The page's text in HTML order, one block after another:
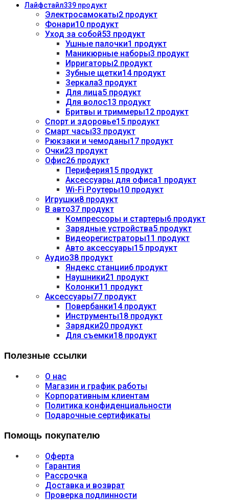
Лайфстайл339 продукт
Электросамокаты2 продукт
Фонари10 продукт
Уход за собой53 продукт
Ушные палочки1 продукт
Маникюрные наборы3 продукт
Ирригаторы2 продукт
Зубные щетки14 продукт
Зеркала3 продукт
Для лица5 продукт
Для волос13 продукт
Бритвы и триммеры12 продукт
Спорт и здоровье15 продукт
Смарт часы33 продукт
Рюкзаки и чемоданы17 продукт
Очки23 продукт
Офис26 продукт
Периферия15 продукт
Аксессуары для офиса1 продукт
Wi-Fi Роутеры10 продукт
Игрушки8 продукт
В авто37 продукт
Компрессоры и стартеры6 продукт
Зарядные устройства5 продукт
Видеорегистраторы11 продукт
Авто аксессуары15 продукт
Аудио38 продукт
Яндекс станции6 продукт
Наушники21 продукт
Колонки11 продукт
Аксессуары77 продукт
Повербанки14 продукт
Инструменты18 продукт
Зарядки20 продукт
Для съемки18 продукт
Полезные ссылки
О нас
Магазин и график работы
Корпоративным клиентам
Политика конфиденциальности
Подарочные сертификаты
Помощь покупателю
Оферта
Гарантия
Рассрочка
Доставка и возврат
Проверка подлинности